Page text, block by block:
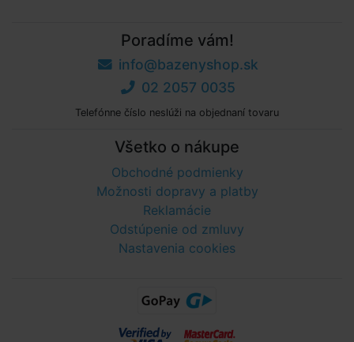
Poradíme vám!
info@bazenyshop.sk
02 2057 0035
Telefónne číslo neslúži na objednaní tovaru
Všetko o nákupe
Obchodné podmienky
Možnosti dopravy a platby
Reklamácie
Odstúpenie od zmluvy
Nastavenia cookies